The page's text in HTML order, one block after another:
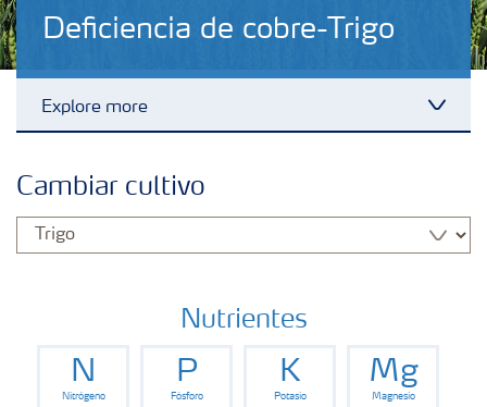
Deficiencia de cobre-Trigo
Explore more
Fertilizantes
Portafolio de Agricultura Digital
Almacenaje y manejo de fertilizantes
Cambiar cultivo
Nutrientes
N
Nitrógeno
P
Fósforo
K
Potasio
Mg
Magnesio